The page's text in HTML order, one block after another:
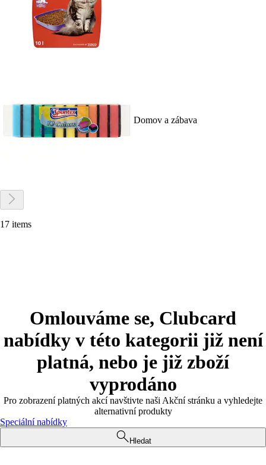
Domov a zábava
17 items
Omlouváme se, Clubcard
nabídky v této kategorii již není
platná, nebo je již zboží
vyprodáno
Pro zobrazení platných akcí navštivte naši Akční stránku a vyhledejte
alternativní produkty
Speciální nabídky
Hledat